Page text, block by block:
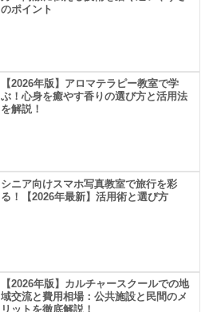
のポイント
【2026年版】アロマテラピー教室で学
ぶ！心身を癒やす香りの選び方と活用法
を解説！
シニア向けスマホ写真教室で旅行を彩
る！【2026年最新】活用術と選び方
【2026年版】カルチャースクールでの地
域交流と費用相場：公共施設と民間のメ
リットを徹底解説！